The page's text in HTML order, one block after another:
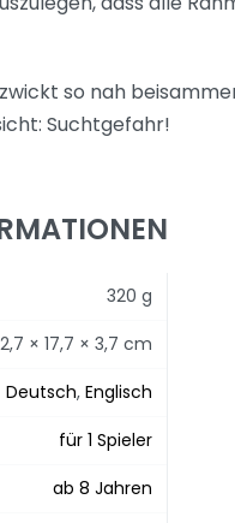
so nah
Suchtgefahr!
320 g
× 17,7 × 3,7 cm
Deutsch, Englisch
für 1 Spieler
ab 8 Jahren